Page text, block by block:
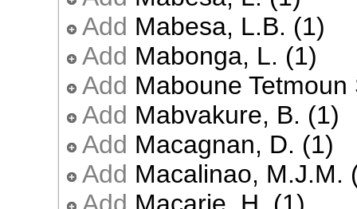
Add Mabesa, L.B. (1)
Add Mabonga, L. (1)
Add Maboune
Add Mabvakure, B. (1)
Add Macagnan, D. (1)
Add Macalinao, M.J.M.